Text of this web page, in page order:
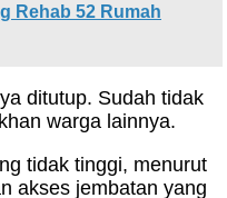
Rehab 52 Rumah
ditutup. Sudah tidak
warga lainnya.
tidak tinggi, menurut
akses jembatan yang